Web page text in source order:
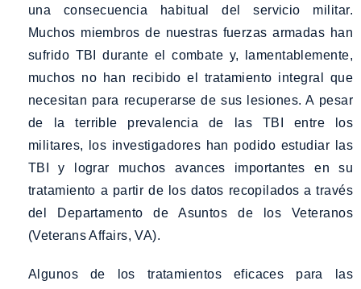
una consecuencia habitual del servicio militar.
Muchos miembros de nuestras fuerzas armadas han
sufrido TBI durante el combate y, lamentablemente,
muchos no han recibido el tratamiento integral que
necesitan para recuperarse de sus lesiones. A pesar
de la terrible prevalencia de las TBI entre los
militares, los investigadores han podido estudiar las
TBI y lograr muchos avances importantes en su
tratamiento a partir de los datos recopilados a través
del Departamento de Asuntos de los Veteranos
(Veterans Affairs, VA).
Algunos de los tratamientos eficaces para las